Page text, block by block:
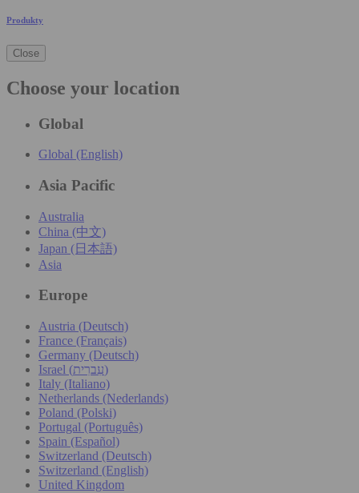
Produkty
Close
Choose your location
Global
Global (English)
Asia Pacific
Australia
China (中文)
Japan (日本語)
Asia
Europe
Austria (Deutsch)
France (Français)
Germany (Deutsch)
Israel (עִברִית)
Italy (Italiano)
Netherlands (Nederlands)
Poland (Polski)
Portugal (Português)
Spain (Español)
Switzerland (Deutsch)
Switzerland (English)
United Kingdom